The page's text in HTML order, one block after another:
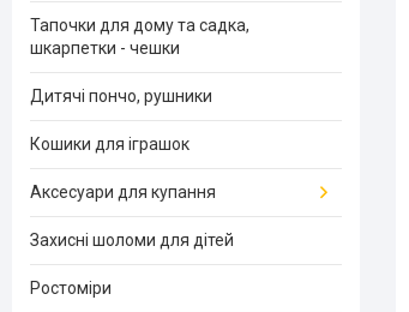
Тапочки для дому та садка,
шкарпетки - чешки
Дитячі пончо, рушники
Кошики для іграшок
Аксесуари для купання
Захисні шоломи для дітей
Ростоміри